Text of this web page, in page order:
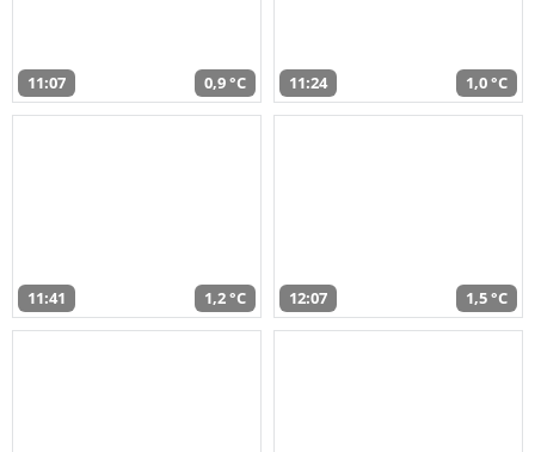
11:07 0,9 °C 11:24 1,0 °C
11:41 1,2 °C 12:07 1,5 °C